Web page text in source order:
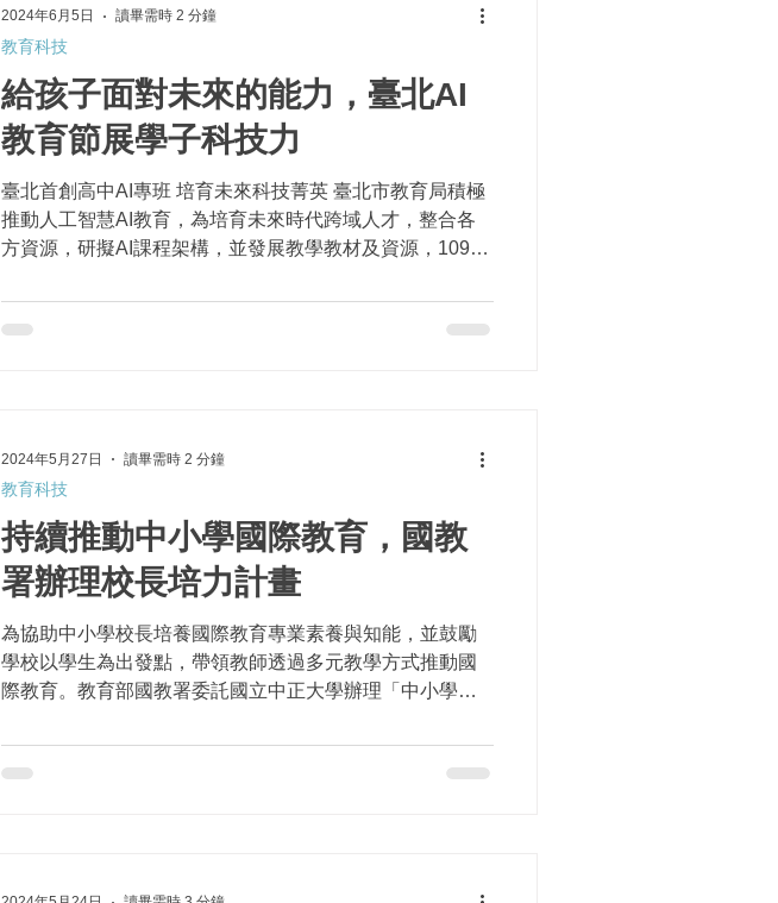
給孩子面對未來的能力，臺北AI
教育節展學子科技力
臺北首創高中AI專班 培育未來科技菁英 臺北市教育局積極
推動人工智慧AI教育，為培育未來時代跨域人才，整合各
方資源，研擬AI課程架構，並發展教學教材及資源，109年
握AI科技發展脈絡。...
教育科技
2024年6月5日 讀畢需時 2 分鐘
持續推動中小學國際教育，國教
署辦理校長培力計畫
為協助中小學校長培養國際教育專業素養與知能，並鼓勵
學校以學生為出發點，帶領教師透過多元教學方式推動國
際教育。教育部國教署委託國立中正大學辦理「中小學國
區研習，近百位校長參與，期望提升校長們國際教育領導
與推動能力，進而擴展中小...
教育科技
2024年5月27日 讀畢需時 2 分鐘